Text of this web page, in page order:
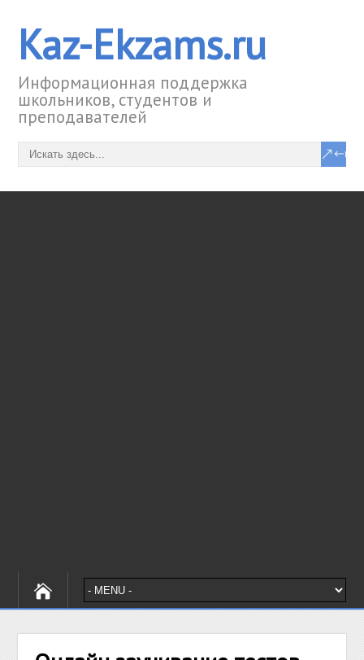
Kaz-Ekzams.ru
Информационная поддержка
школьников, студентов и
преподавателей